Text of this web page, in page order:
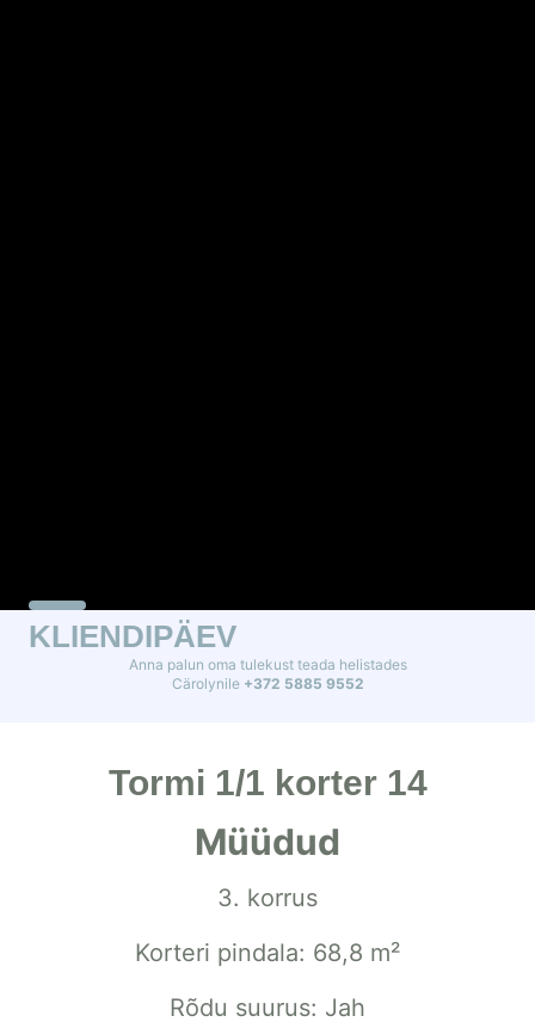
KLIENDIPÄEV
Anna palun oma tulekust teada helistades
Cärolynile +372 5885 9552
Tormi 1/1 korter 14
Müüdud
3. korrus
Korteri pindala: 68,8 m²
Rõdu suurus: Jah